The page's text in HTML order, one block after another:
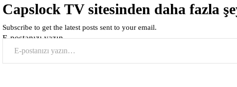
Capslock TV sitesinden daha fazla
Subscribe to get the latest posts sent to your email.
E-postanızı yazın…